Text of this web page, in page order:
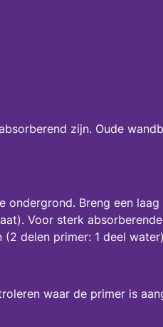
zijn. Oude
Breng een
Voor sterk
delen primer: 1 deel water)
waar de primer is